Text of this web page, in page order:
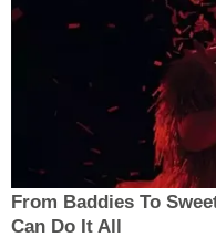
From Baddies To
Can Do It All